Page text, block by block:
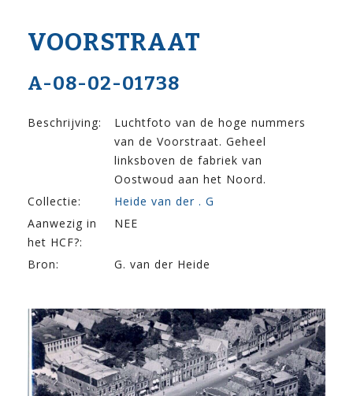
VOOR­STRAAT
A-08-02-01738
Beschrijving:
Luchtfoto van de hoge nummers
van de Voorstraat. Geheel
linksboven de fabriek van
Oostwoud aan het Noord.
Collectie:
Heide van der . G
Aanwezig in
het HCF?:
NEE
Bron: G. van der Heide